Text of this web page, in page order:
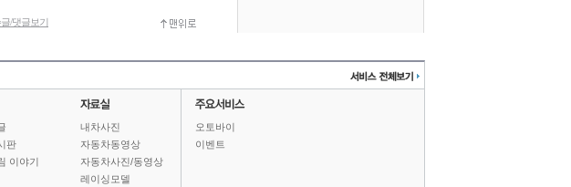
/댓글보기
판
이야기
내차사진
자동차동영상
자동차사진/동영상
레이싱모델
오토바이
이벤트